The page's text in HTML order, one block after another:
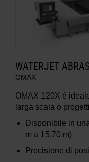
WATERJET
OMAX
OMAX 120X è
larga scala o
Disponibile in
m a 15,70 m)
Precisione di